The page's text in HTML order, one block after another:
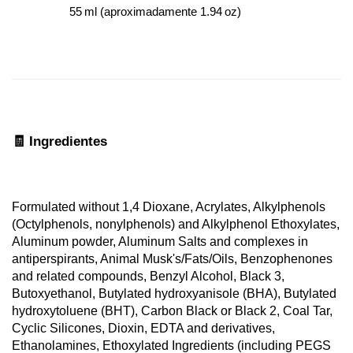
55 ml (aproximadamente 1.94 oz)
🧾 Ingredientes
Formulated without 1,4 Dioxane, Acrylates, Alkylphenols
(Octylphenols, nonylphenols) and Alkylphenol Ethoxylates,
Aluminum powder, Aluminum Salts and complexes in
antiperspirants, Animal Musk's/Fats/Oils, Benzophenones
and related compounds, Benzyl Alcohol, Black 3,
Butoxyethanol, Butylated hydroxyanisole (BHA), Butylated
hydroxytoluene (BHT), Carbon Black or Black 2, Coal Tar,
Cyclic Silicones, Dioxin, EDTA and derivatives,
Ethanolamines, Ethoxylated Ingredients (including PEGS